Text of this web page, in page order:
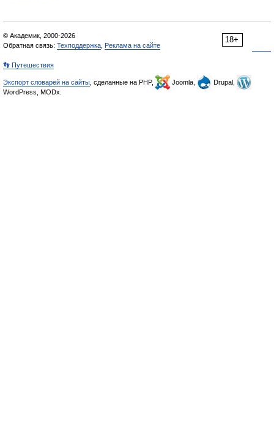
18+
© Академик, 2000-2026
Обратная связь: Техподдержка Реклама на сайте
👣 Путешествия
Экспорт словарей на сайты , сделанные на PHP, Joomla,
Drupal,
WordPress, MODx.